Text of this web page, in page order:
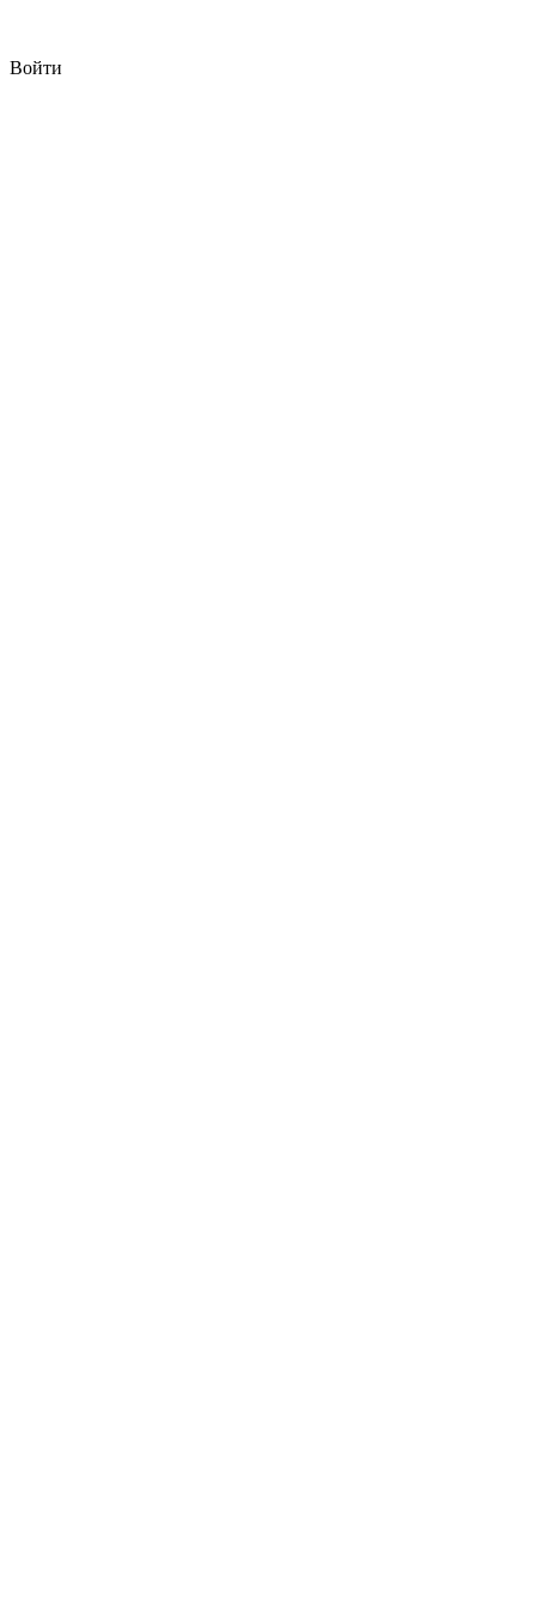
Войти